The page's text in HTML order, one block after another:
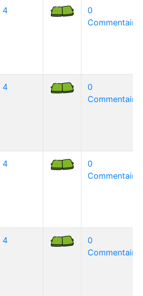
4
0
4
0
4
0
4
0